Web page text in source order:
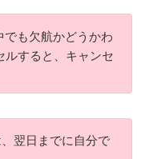
も欠航かどうかわ
ルすると、キャンセ
翌日までに自分で